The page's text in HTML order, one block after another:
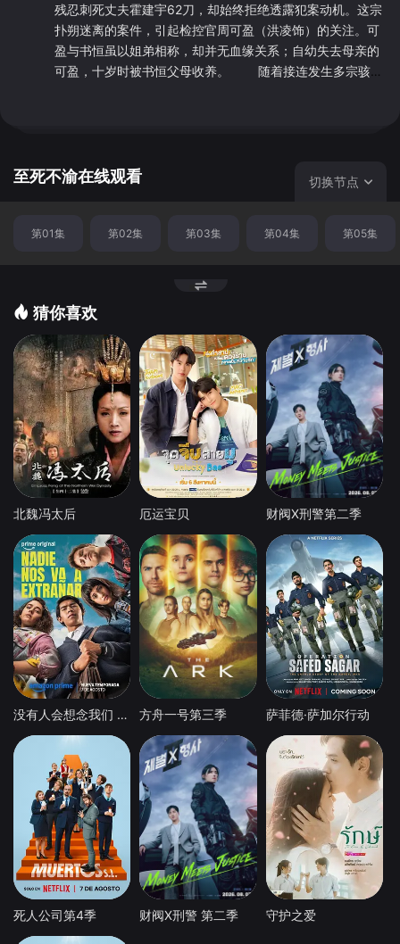
残忍刺死丈夫霍建宇62刀，却始终拒绝透露犯案动机。这宗
扑朔迷离的案件，引起检控官周可盈（洪凌饰）的关注。可
盈与书恒虽以姐弟相称，却并无血缘关系；自幼失去母亲的
可盈，十岁时被书恒父母收养。 随着接连发生多宗骇人
入案件之中，隐藏多年的家族秘密逐渐浮出水面。 此
盈尘封多年的身世谜团。Susan掌握着与可盈失踪生母有关
书恒被诊断患有“述情障碍”（Alexithymia），长期无法理解
或表达自己的情感。在Susan的引导下，他开始正视童年创
伤，踏上自我探索之路。随着内心逐渐被打开，书恒终于意
识到，自己真正深爱的人，并非正在交往的对象，而是可
盈。 然而，就在两人终于看清彼此感情之际，一宗新的
命案出现，其作案手法竟与可盈母亲当年的死亡案件如出一
辙。面对凶手可能一直潜伏在身边的可怕真相，书恒与可盈
必须在悲剧重演前揭开谜团。 他们能否找出隐藏在阴影
中的真凶？又是否有勇气跨越伤痛与心结，选择彼此？
至死不渝在线观看 切换节点
第01集 第02集 第03集 第04集 第05集
猜你喜欢
北魏冯太后 厄运宝贝 财阀X刑警第二季
没有人会想念我们 第二季 方舟一号第三季 萨菲德·萨加尔行动
死人公司第4季 财阀X刑警 第二季 守护之爱